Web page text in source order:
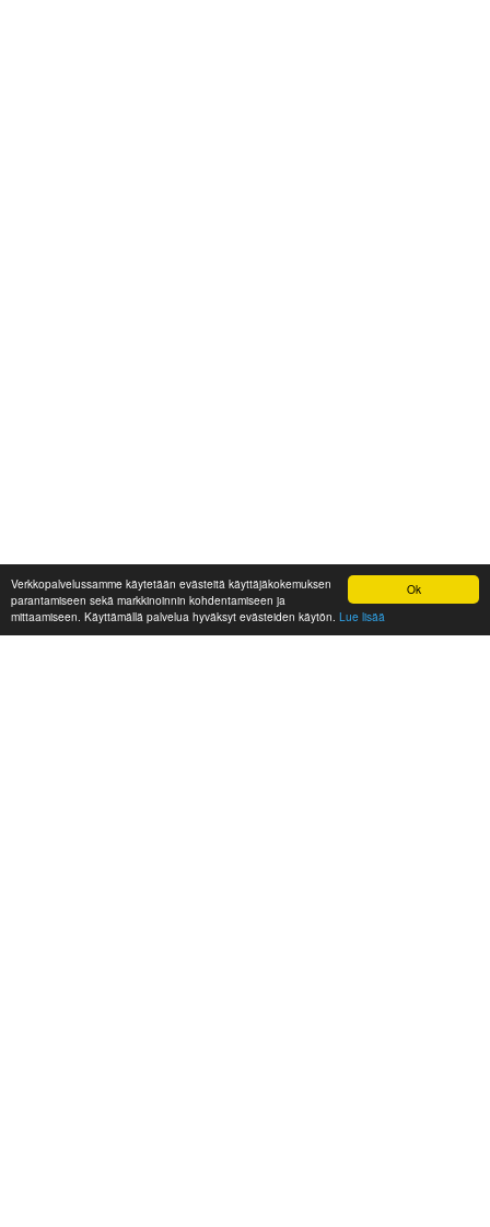
Ok
Verkkopalvelussamme käytetään evästeitä käyttäjäkokemuksen
parantamiseen sekä markkinoinnin kohdentamiseen ja
mittaamiseen. Käyttämällä palvelua hyväksyt evästeiden käytön. Lue lisää